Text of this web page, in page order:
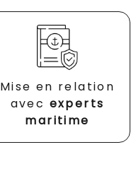
Mise en relation
avec experts
maritime